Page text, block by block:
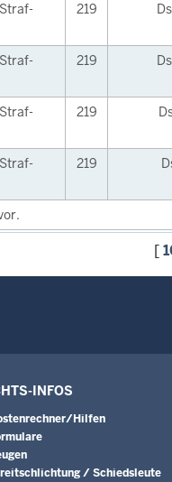
219
219
219
219
[
INFOS
Hilfen
/ Schiedsleute